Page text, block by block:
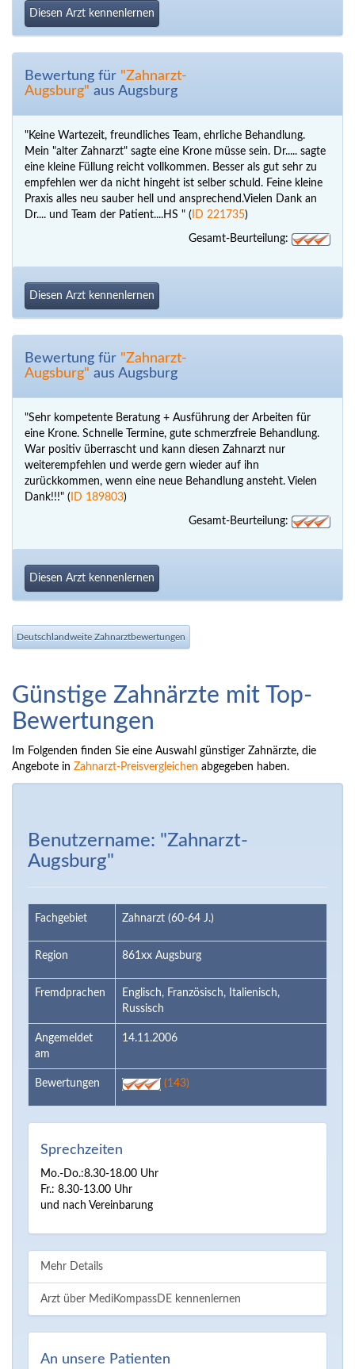
Diesen Arzt kennenlernen
Bewertung für "Zahnarzt-
Augsburg" aus Augsburg
"Keine Wartezeit, freundliches Team, ehrliche Behandlung.
Mein "alter Zahnarzt" sagte eine Krone müsse sein. Dr..... sagte
eine kleine Füllung reicht vollkommen. Besser als gut sehr zu
empfehlen wer da nicht hingeht ist selber schuld. Feine kleine
Praxis alles neu sauber hell und ansprechend.Vielen Dank an
Dr.... und Team der Patient....HS " ( ID 221735)
Gesamt-Beurteilung:
Diesen Arzt kennenlernen
Bewertung für "Zahnarzt-
Augsburg" aus Augsburg
"Sehr kompetente Beratung + Ausführung der Arbeiten für
eine Krone. Schnelle Termine, gute schmerzfreie Behandlung.
War positiv überrascht und kann diesen Zahnarzt nur
weiterempfehlen und werde gern wieder auf ihn
zurückkommen, wenn eine neue Behandlung ansteht. Vielen
Dank!!!" ( ID 189803)
Gesamt-Beurteilung:
Diesen Arzt kennenlernen
Deutschlandweite Zahnarztbewertungen
Günstige Zahnärzte mit Top-
Bewertungen
Im Folgenden finden Sie eine Auswahl günstiger Zahnärzte, die
Angebote in Zahnarzt-Preisvergleichen abgegeben haben.
Benutzername: "Zahnarzt-
Augsburg"
Fachgebiet Zahnarzt (60-64 J.)
Region 861xx Augsburg
Fremdprachen
Englisch, Französisch, Italienisch,
Russisch
Angemeldet
am
14.11.2006
Bewertungen (143)
Sprechzeiten
Mo.-Do.:8.30-18.00 Uhr
Fr.: 8.30-13.00 Uhr
und nach Vereinbarung
Mehr Details
Arzt über MediKompassDE kennenlernen
An unsere Patienten